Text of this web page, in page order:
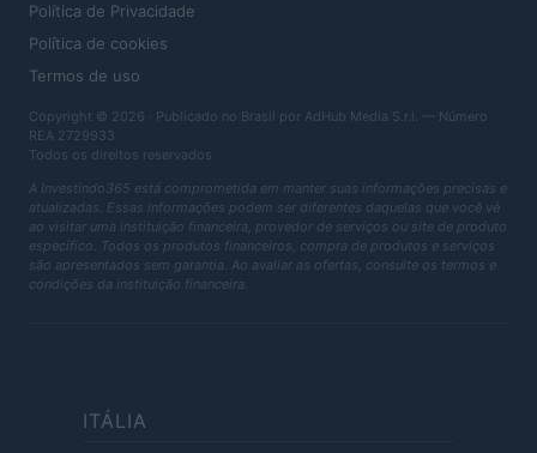
Política de Privacidade
Política de cookies
Termos de uso
Copyright © 2026 · Publicado no Brasil por AdHub Media S.r.l. — Número
REA 2729933
Todos os direitos reservados
A Investindo365 está comprometida em manter suas informações precisas e
atualizadas. Essas informações podem ser diferentes daquelas que você vê
ao visitar uma instituição financeira, provedor de serviços ou site de produto
específico. Todos os produtos financeiros, compra de produtos e serviços
são apresentados sem garantia. Ao avaliar as ofertas, consulte os termos e
condições da instituição financeira.
ITÁLIA